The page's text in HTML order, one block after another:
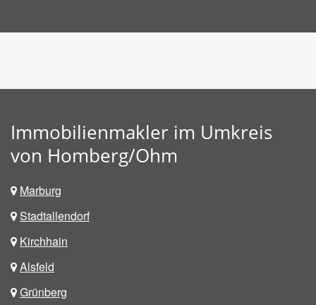
Immobilienmakler im Umkreis
von Homberg/Ohm
Marburg
Stadtallendorf
Kirchhain
Alsfeld
Grünberg